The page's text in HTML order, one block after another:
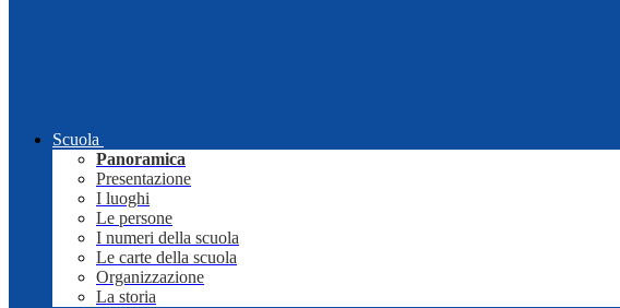
Scuola
Panoramica
Presentazione
I luoghi
Le persone
I numeri della scuola
Le carte della scuola
Organizzazione
La storia